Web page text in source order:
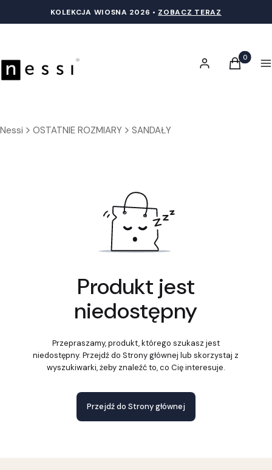
KOLEKCJA WIOSNA 2026 • ZOBACZ TERAZ
Zaloguj sięProdukty
Koszyk
Nessi OSTATNIE ROZMIARY SANDAŁY
Produkt jest
niedostępny
Przepraszamy, produkt, którego szukasz jest
niedostępny. Przejdź do Strony głównej lub skorzystaj z
wyszukiwarki, żeby znaleźć to, co Cię interesuje.
Przejdź do Strony głównej